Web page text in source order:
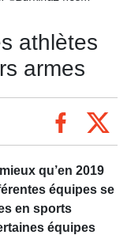
athlètes
armes
qu’en 2019
équipes se
en sports
équipes